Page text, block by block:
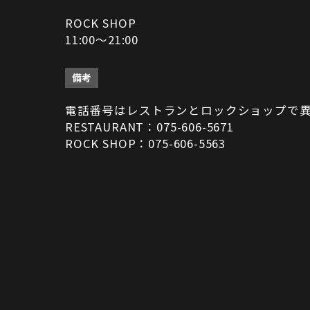
ROCK SHOP
11:00～21:00
備考
電話番号はレストランとロックショップで異
RESTAURANT：075-606-5671
ROCK SHOP：075-606-5563